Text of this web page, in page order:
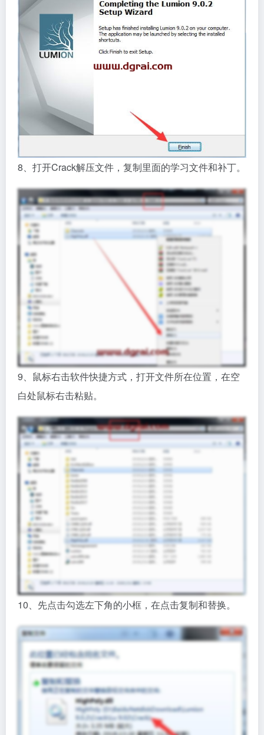
8、打开Crack解压文件，复制里面的学习文件和补丁。
9、鼠标右击软件快捷方式，打开文件所在位置，在空
白处鼠标右击粘贴。
10、先点击勾选左下角的小框，在点击复制和替换。